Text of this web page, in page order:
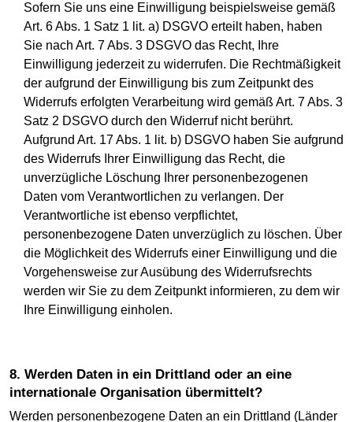
Sofern Sie uns eine Einwilligung beispielsweise gemäß
Art. 6 Abs. 1 Satz 1 lit. a) DSGVO erteilt haben, haben
Sie nach Art. 7 Abs. 3 DSGVO das Recht, Ihre
Einwilligung jederzeit zu widerrufen. Die Rechtmäßigkeit
der aufgrund der Einwilligung bis zum Zeitpunkt des
Widerrufs erfolgten Verarbeitung wird gemäß Art. 7 Abs. 3
Satz 2 DSGVO durch den Widerruf nicht berührt.
Aufgrund Art. 17 Abs. 1 lit. b) DSGVO haben Sie aufgrund
des Widerrufs Ihrer Einwilligung das Recht, die
unverzügliche Löschung Ihrer personenbezogenen
Daten vom Verantwortlichen zu verlangen. Der
Verantwortliche ist ebenso verpflichtet,
personenbezogene Daten unverzüglich zu löschen. Über
die Möglichkeit des Widerrufs einer Einwilligung und die
Vorgehensweise zur Ausübung des Widerrufsrechts
werden wir Sie zu dem Zeitpunkt informieren, zu dem wir
Ihre Einwilligung einholen.
8. Werden Daten in ein Drittland oder an eine
internationale Organisation übermittelt?
Werden personenbezogene Daten an ein Drittland (Länder